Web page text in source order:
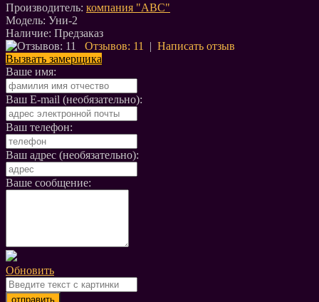
Производитель: компания "АВС"
Модель: Уни-2
Наличие: Предзаказ
Отзывов: 11
| Написать отзыв
Вызвать замерщика
Ваше имя:
Ваш E-mail (необязательно):
Ваш телефон:
Ваш адрес (необязательно):
Ваше сообщение:
Обновить